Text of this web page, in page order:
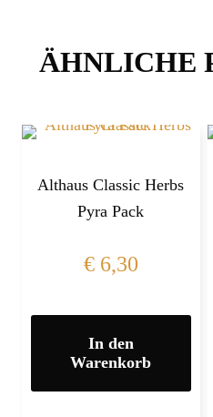
ÄHNLICHE
Althaus Classic Herbs
Pyra Pack
€6,30
In den
Warenkorb